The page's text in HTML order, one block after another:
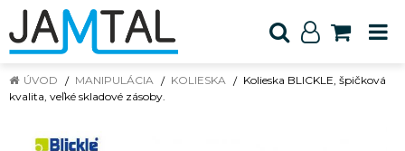
ÚVOD MANIPULÁCIA KOLIESKA
Kolieska BLICKLE, špičková
kvalita, veľké skladové zásoby.